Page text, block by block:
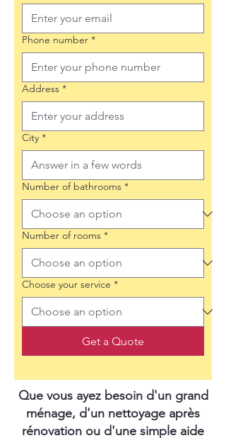
Phone number *
Address *
City *
Number of bathrooms *
Number of rooms *
Choose your service *
Get a Quote
Que vous ayez besoin d'un grand
ménage, d'un nettoyage après
rénovation ou d'une simple aide